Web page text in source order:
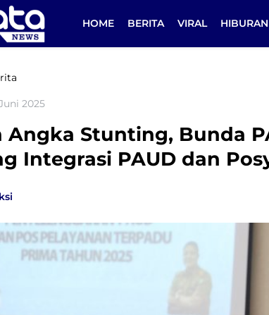
HOME BERITA VIRAL HIBURAN
2025
Angka Stunting, Bunda
Integrasi PAUD dan